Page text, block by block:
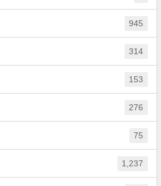
945
314
153
276
75
1,237